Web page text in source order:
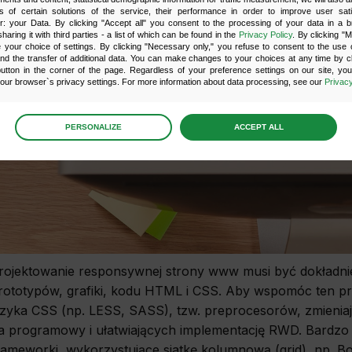
of certain solutions of the service, their performance in order to improve user
your Data. By clicking "Accept all" you consent to the processing of your data in a
it with third parties - a list of which can be found in the Privacy Policy. By clicking
your choice of settings. By clicking "Necessary only," you refuse to consent to the use
the transfer of additional data. You can make changes to your choices at any time by
in the corner of the page. Regardless of your preference settings on our site,
browser`s privacy settings. For more information about data processing, see our
preferences
scripts and data stored on the end device contribute to the security and usability of the website
to basic functions such as site navigation and access to specific areas of the website. The
we may use functional cookies to remember your language preferences or to remember
PERSONALIZE ACCEPT ALL
responsywnej strony www musi być
grafiki, kodu HTML i CSS. Aby wspomóc ten
CSS (np. LESS, SASS), tzw. preprocesorów,
programowy i ułatwiających implementację RWD.